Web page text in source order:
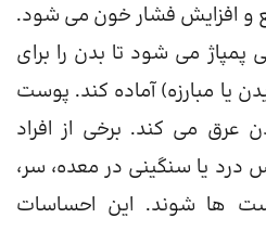
و افزایش فشار خون می شود.
می شود تا بدن را برای
یا مبارزه) آماده کند. پوست
عرق می کند. برخی از افراد
یا سنگینی در معده، سر،
ها شوند. این احساسات